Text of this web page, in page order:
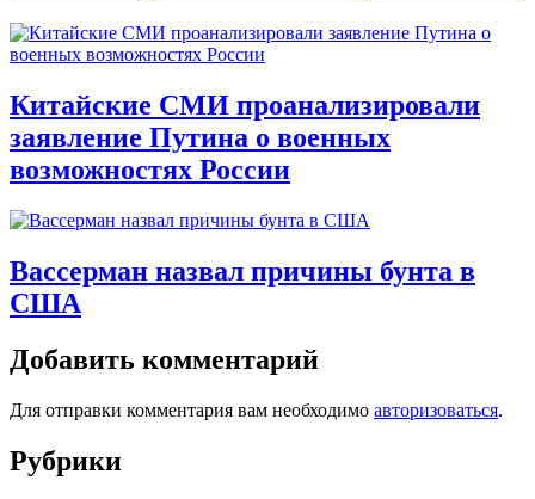
Китайские СМИ проанализировали
заявление Путина о военных
возможностях России
Вассерман назвал причины бунта в
США
Добавить комментарий
Для отправки комментария вам необходимо авторизоваться.
Рубрики